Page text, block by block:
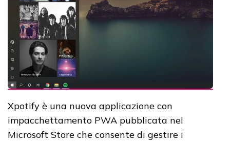
Xpotify è una nuova applicazione con
impacchettamento PWA pubblicata nel
Microsoft Store che consente di gestire i